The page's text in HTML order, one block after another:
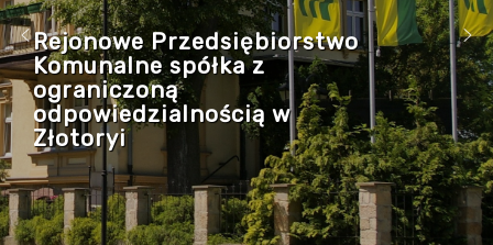
Rejonowe Przedsiębiorstwo
Komunalne spółka z
ograniczoną
odpowiedzialnością w
Złotoryi